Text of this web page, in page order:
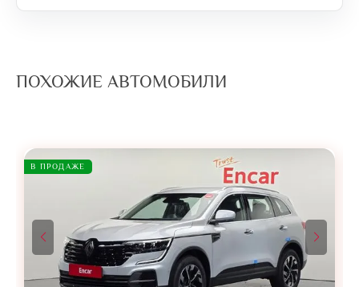
ПОХОЖИЕ АВТОМОБИЛИ
В ПРОДАЖЕ